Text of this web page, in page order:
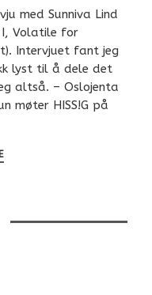
med Sunniva Lind
Volatile for
Intervjuet fant jeg
lyst til å dele det
altså. – Oslojenta
møter HISS!G på